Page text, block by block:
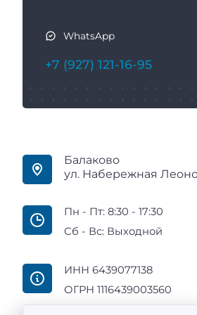
WhatsApp
+7 (927) 121-16-95
Балаково
ул. Набережная
Пн - Пт: 8:30 - 17:30
Сб - Вс: Выходной
ИНН 6439077138
ОГРН 1116439003560